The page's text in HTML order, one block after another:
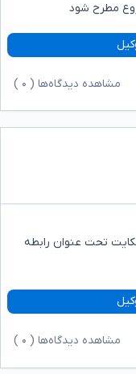
مطرح شود
مشاهده دیدگاه‌ها ( ۰
تحت عنوان رابطه
مشاهده دیدگاه‌ها ( ۰